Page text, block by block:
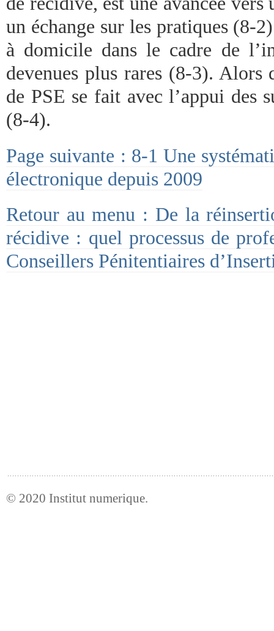
un échange sur les pratiques (8-
à domicile dans le cadre de
devenues plus rares (8-3). Alors
de PSE se fait avec l’appui des
(8-4).
Page suivante : 8-1 Une
électronique depuis 2009
Retour au menu : De la
récidive : quel processus de
Conseillers Pénitentiaires
© 2020 Institut numerique.